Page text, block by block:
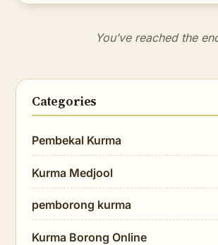
You’ve reached the
Categories
Pembekal Kurma
Kurma Medjool
pemborong kurma
Kurma Borong Online